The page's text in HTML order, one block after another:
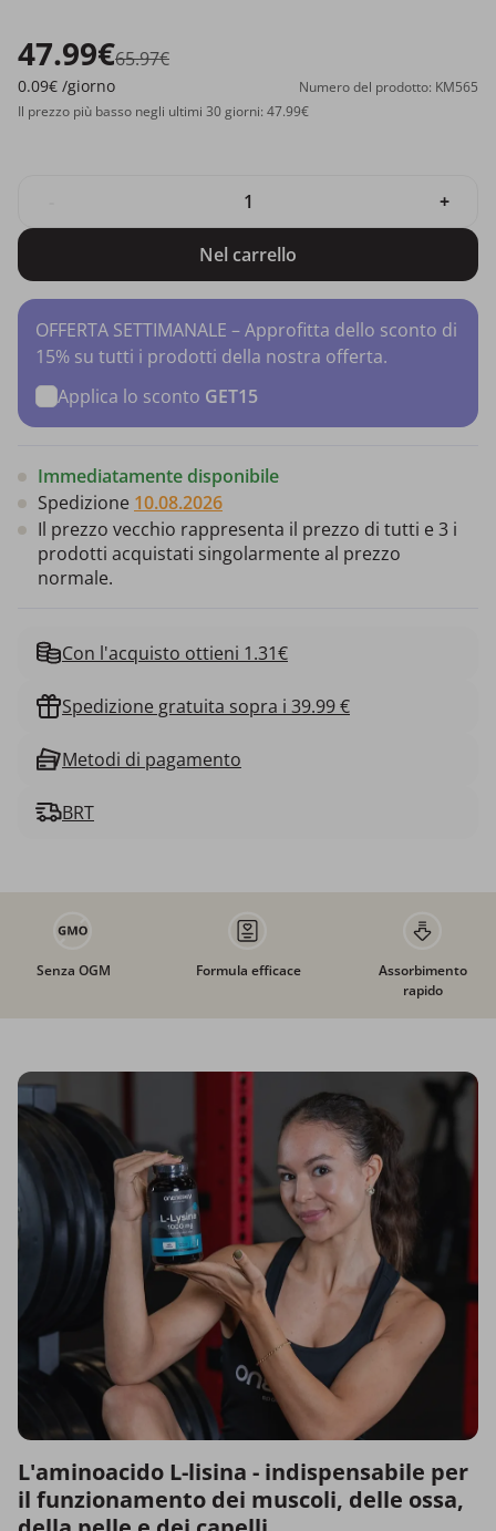
47.99€65.97€
0.09€ /giorno
Numero del prodotto: KM565
Il prezzo più basso negli ultimi 30 giorni: 47.99€
+
Nel carrello
OFFERTA SETTIMANALE – Approfitta dello sconto di
15% su tutti i prodotti della nostra offerta.
Applica lo sconto GET15
Immediatamente disponibile
Spedizione 10.08.2026
Il prezzo vecchio rappresenta il prezzo di tutti e 3 i
prodotti acquistati singolarmente al prezzo
normale.
Con l'acquisto ottieni 1.31€
Spedizione gratuita sopra i 39.99 €
Metodi di pagamento
BRT
Senza OGM Formula efficace
Assorbimento
rapido
L'aminoacido L-lisina - indispensabile per
il funzionamento dei muscoli, delle ossa,